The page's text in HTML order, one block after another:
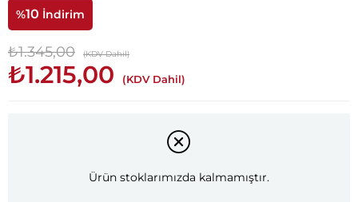
%10 İndirim
₺1.345,00 (KDV Dahil)
₺1.215,00 (KDV Dahil)
Ürün stoklarımızda kalmamıştır.